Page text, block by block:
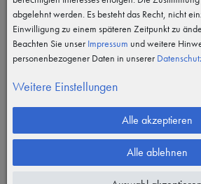
abgelehnt werden. Es besteht das Recht, nicht
Einwilligung zu einem späteren Zeitpunkt zu
Beachten Sie unser Impressum und weitere
personenbezogener Daten in unserer
Weitere Einstellungen
Alle akzeptieren
Alle ablehnen